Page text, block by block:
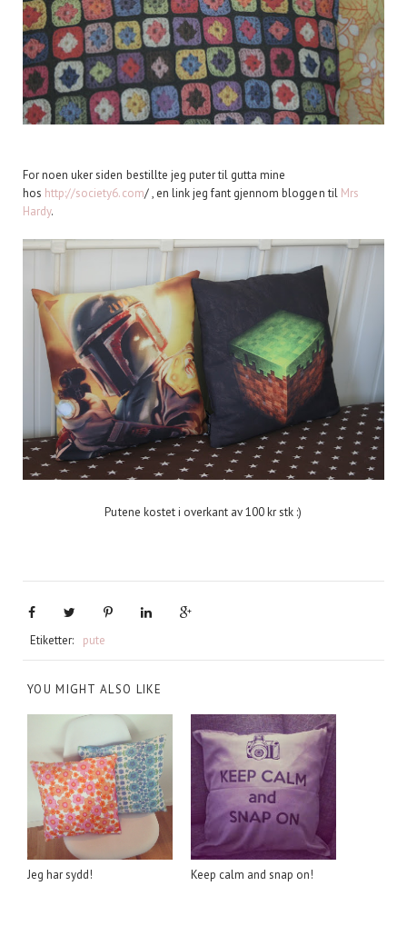
For noen uker siden bestillte jeg puter til gutta mine
hos http://society6.com/ , en link jeg fant gjennom bloggen til Mrs
Hardy.
Putene kostet i overkant av 100 kr stk :)
Etiketter: pute
YOU MIGHT ALSO LIKE
Jeg har sydd! Keep calm and snap on!